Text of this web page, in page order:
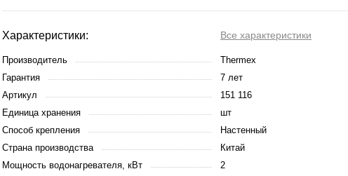
Характеристики: Все характеристики
Производитель
Thermex
Гарантия
7 лет
Артикул
151 116
Единица хранения
шт
Способ крепления
Настенный
Страна производства
Китай
Мощность водонагревателя, кВт
2